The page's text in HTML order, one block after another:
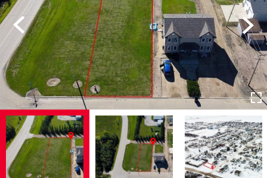
Previous Next